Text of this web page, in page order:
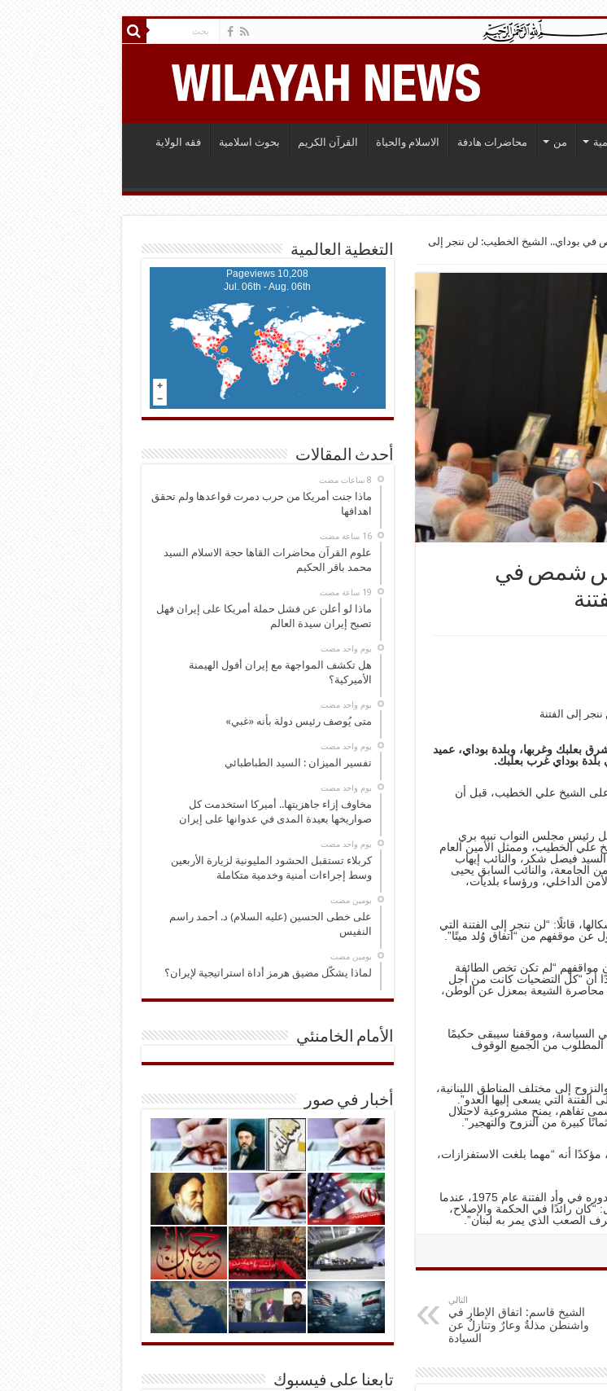
من محاضرات هادفة الاسلام والحياة القرآن الكريم بحوث اسلامية فقه الولاية
بوداي.. الشيخ الخطيب: لن ننجر إلى
شمص في
إلى الفتنة
بعلبك وغربها، وبلدة بوداي، عميد
بوداي غرب بعلبك.
الشيخ علي الخطيب، قبل أن
رئيس مجلس النواب نبيه بري
علي الخطيب، وممثل الأمين العام
فيصل شكر، والنائب إيهاب
الجامعة، والنائب السابق يحيى
الداخلي، ورؤساء بلديات،
قائلًا: “لن ننجر إلى الفتنة التي
عن موقفهم من “اتفاق وُلد ميتًا”.
“لم تكن تخص الطائفة
أن “كل التضحيات كانت من أجل
محاصرة الشيعة بمعزل عن الوطن،
السياسة، وموقفنا سيبقى حكيمًا
المطلوب من الجميع الوقوف
إلى مختلف المناطق اللبنانية،
التي يسعى إليها العدو”.
تفاهم، يمنح مشروعية لاحتلال
كبيرة من النزوح والتهجير”.
أنه “مهما بلغت الاستفزازات،
وأشاد الشيخ الخطيب بمسيرة الراحل عباس أسد الله شمص، مستذكرًا دوره في وأد الفتنة عام 1975، عندما
رائدًا في الحكمة والإصلاح،
الصعب الذي يمر به لبنان”.
التالي
الشيخ قاسم: اتفاق الإطار في
واشنطن مذلةٌ وعارٌ وتنازلٌ عن
السيادة
التغطية العالمية
10,208 Pageviews
Jul. 06th - Aug. 06th
أحدث المقالات
ماذا جنت أمريكا من حرب دمرت قواعدها ولم تحقق
اهدافها
‏16 ساعة مضت
علوم القرآن محاضرات القاها حجة الاسلام السيد
محمد باقر الحكيم
ماذا لو أعلن عن فشل حملة أمريكا على إيران فهل
تصبح إيران سيدة العالم
‏يوم واحد مضت
هل تكشف المواجهة مع إيران أفول الهيمنة
الأميركية؟
‏يوم واحد مضت
متى يُوصف رئيس دولة بأنه «غبي»
‏يوم واحد مضت
تفسير الميزان : السيد الطباطبائي
‏يوم واحد مضت
مخاوف إزاء جاهزيتها.. أميركا استخدمت كل
صواريخها بعيدة المدى في عدوانها على إيران
‏يوم واحد مضت
كربلاء تستقبل الحشود المليونية لزيارة الأربعين
وسط إجراءات أمنية وخدمية متكاملة
‏يومين مضت
على خطى الحسين (عليه السلام) د. أحمد راسم
النفيس
‏يومين مضت
لماذا يشكّل مضيق هرمز أداة استراتيجية لإيران؟
الأمام الخامنئي
أخبار في صور
تابعنا على فيسبوك